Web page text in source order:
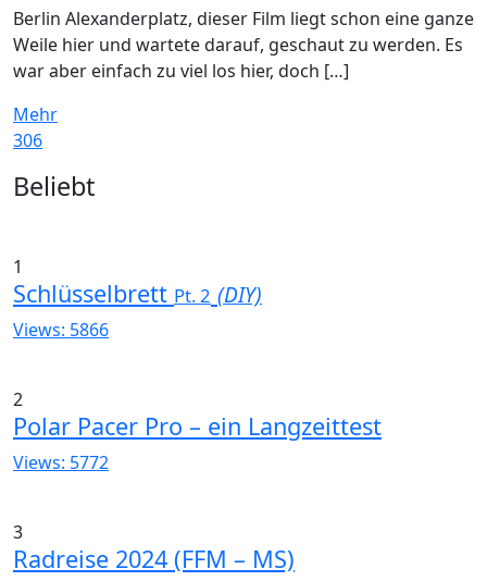
Berlin Alexanderplatz, dieser Film liegt schon eine ganze
Weile hier und wartete darauf, geschaut zu werden. Es
war aber einfach zu viel los hier, doch […]
Mehr
306
Widgets
Beliebt
1
Schlüsselbrett Pt. 2 (DIY)
Views: 5866
2
Polar Pacer Pro – ein Langzeittest
Views: 5772
3
Radreise 2024 (FFM – MS)